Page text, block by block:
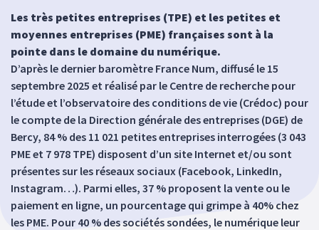
Les très petites entreprises (TPE) et les petites et
moyennes entreprises (PME) françaises sont à la
pointe dans le domaine du numérique.
D’après le dernier baromètre France Num, diffusé le 15
septembre 2025 et réalisé par le Centre de recherche pour
l’étude et l’observatoire des conditions de vie (Crédoc) pour
le compte de la Direction générale des entreprises (DGE) de
Bercy, 84 % des 11 021 petites entreprises interrogées (3 043
PME et 7 978 TPE) disposent d’un site Internet et/ou sont
présentes sur les réseaux sociaux (Facebook, LinkedIn,
Instagram…). Parmi elles, 37 % proposent la vente ou le
paiement en ligne, un pourcentage qui grimpe à 40% chez
les PME. Pour 40 % des sociétés sondées, le numérique leur